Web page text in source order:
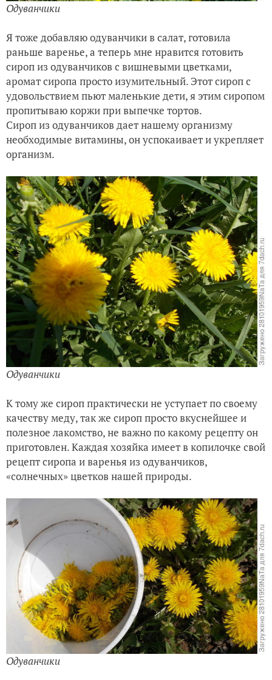
Одуванчики
Я тоже добавляю одуванчики в салат, готовила
раньше варенье, а теперь мне нравится готовить
сироп из одуванчиков с вишневыми цветками,
аромат сиропа просто изумительный. Этот сироп с
удовольствием пьют маленькие дети, я этим сиропом
пропитываю коржи при выпечке тортов.
Сироп из одуванчиков дает нашему организму
необходимые витамины, он успокаивает и укрепляет
организм.
Одуванчики
К тому же сироп практически не уступает по своему
качеству меду, так же сироп просто вкуснейшее и
полезное лакомство, не важно по какому рецепту он
приготовлен. Каждая хозяйка имеет в копилочке свой
рецепт сиропа и варенья из одуванчиков,
«солнечных» цветков нашей природы.
Одуванчики